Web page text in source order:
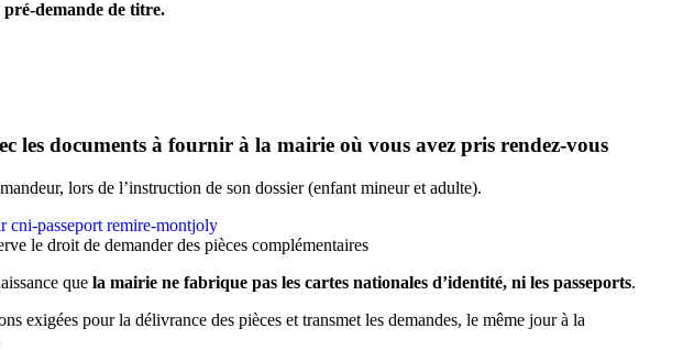
demande de titre.
les documents à fournir à la mairie où vous avez pris rendez-vous
lors de l’instruction de son dossier (enfant mineur et adulte).
cni-passeport remire-montjoly
le droit de demander des pièces complémentaires
que la mairie ne fabrique pas les cartes nationales d’identité, ni les passeports.
exigées pour la délivrance des pièces et transmet les demandes, le même jour à la